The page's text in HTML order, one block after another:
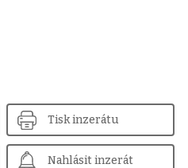
Tisk inzerátu
Nahlásit inzerát